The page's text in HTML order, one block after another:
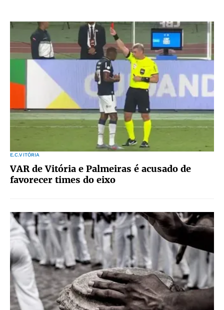
E.C.VITÓRIA
VAR de Vitória e Palmeiras é acusado de
favorecer times do eixo